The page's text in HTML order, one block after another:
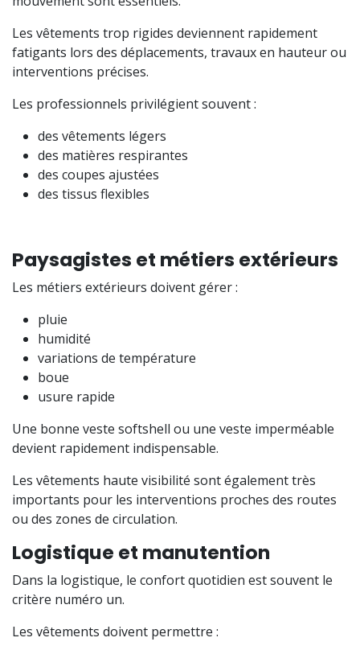
Les vêtements trop rigides deviennent rapidement
fatigants lors des déplacements, travaux en hauteur ou
interventions précises.
Les professionnels privilégient souvent :
des vêtements légers
des matières respirantes
des coupes ajustées
des tissus flexibles
Paysagistes et métiers extérieurs
Les métiers extérieurs doivent gérer :
pluie
humidité
variations de température
boue
usure rapide
Une bonne veste softshell ou une veste imperméable
devient rapidement indispensable.
Les vêtements haute visibilité sont également très
importants pour les interventions proches des routes
ou des zones de circulation.
Logistique et manutention
Dans la logistique, le confort quotidien est souvent le
critère numéro un.
Les vêtements doivent permettre :